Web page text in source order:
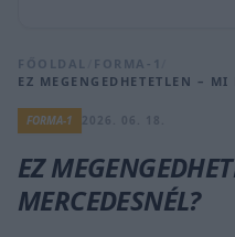
FŐOLDAL FORMA-1
EZ MEGENGEDHETETLEN –
FORMA-1
EZ
MERCEDESNÉL?